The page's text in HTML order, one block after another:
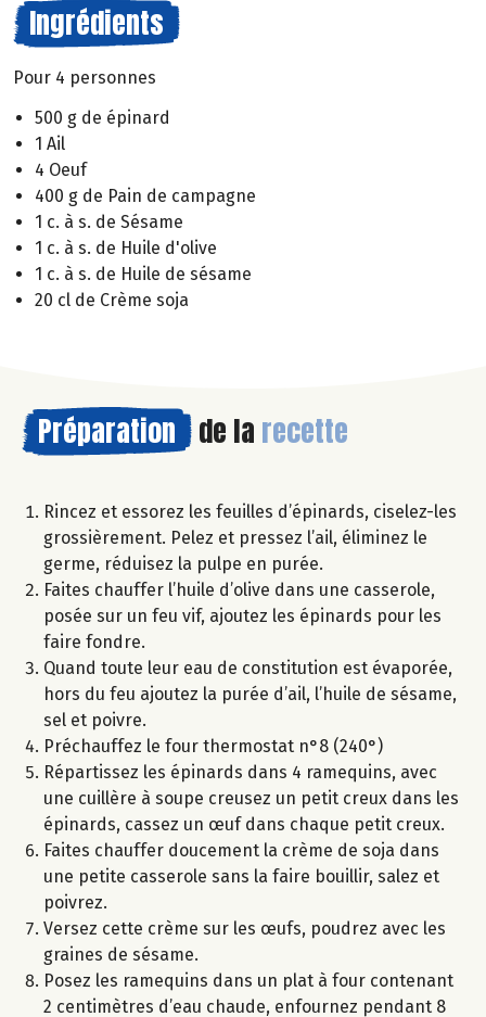
Ingrédients
Pour 4 personnes
500 g de épinard
1 Ail
4 Oeuf
400 g de Pain de campagne
1 c. à s. de Sésame
1 c. à s. de Huile d'olive
1 c. à s. de Huile de sésame
20 cl de Crème soja
Préparation de la recette
Rincez et essorez les feuilles d’épinards, ciselez-les
grossièrement. Pelez et pressez l’ail, éliminez le
germe, réduisez la pulpe en purée.
Faites chauffer l’huile d’olive dans une casserole,
posée sur un feu vif, ajoutez les épinards pour les
faire fondre.
Quand toute leur eau de constitution est évaporée,
hors du feu ajoutez la purée d’ail, l’huile de sésame,
sel et poivre.
Préchauffez le four thermostat n°8 (240°)
Répartissez les épinards dans 4 ramequins, avec
une cuillère à soupe creusez un petit creux dans les
épinards, cassez un œuf dans chaque petit creux.
Faites chauffer doucement la crème de soja dans
une petite casserole sans la faire bouillir, salez et
poivrez.
Versez cette crème sur les œufs, poudrez avec les
graines de sésame.
Posez les ramequins dans un plat à four contenant
2 centimètres d’eau chaude, enfournez pendant 8